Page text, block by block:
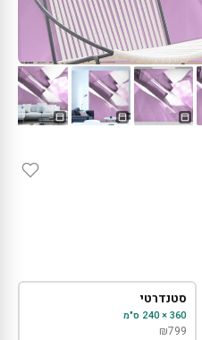
סטנדרטי
360 × 240 ס"מ
₪799